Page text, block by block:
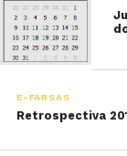
E-FARSAS
Retrospectiva